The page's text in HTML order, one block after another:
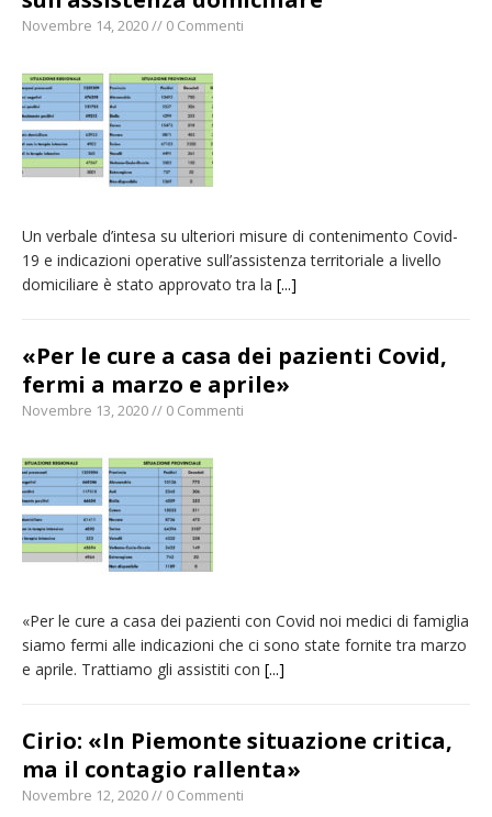
Novembre 14, 2020 // 0 Commenti
Un verbale d’intesa su ulteriori misure di contenimento Covid-
19 e indicazioni operative sull’assistenza territoriale a livello
domiciliare è stato approvato tra la [...]
«Per le cure a casa dei pazienti Covid,
fermi a marzo e aprile»
Novembre 13, 2020 // 0 Commenti
«Per le cure a casa dei pazienti con Covid noi medici di famiglia
siamo fermi alle indicazioni che ci sono state fornite tra marzo
e aprile. Trattiamo gli assistiti con [...]
Cirio: «In Piemonte situazione critica,
ma il contagio rallenta»
Novembre 12, 2020 // 0 Commenti